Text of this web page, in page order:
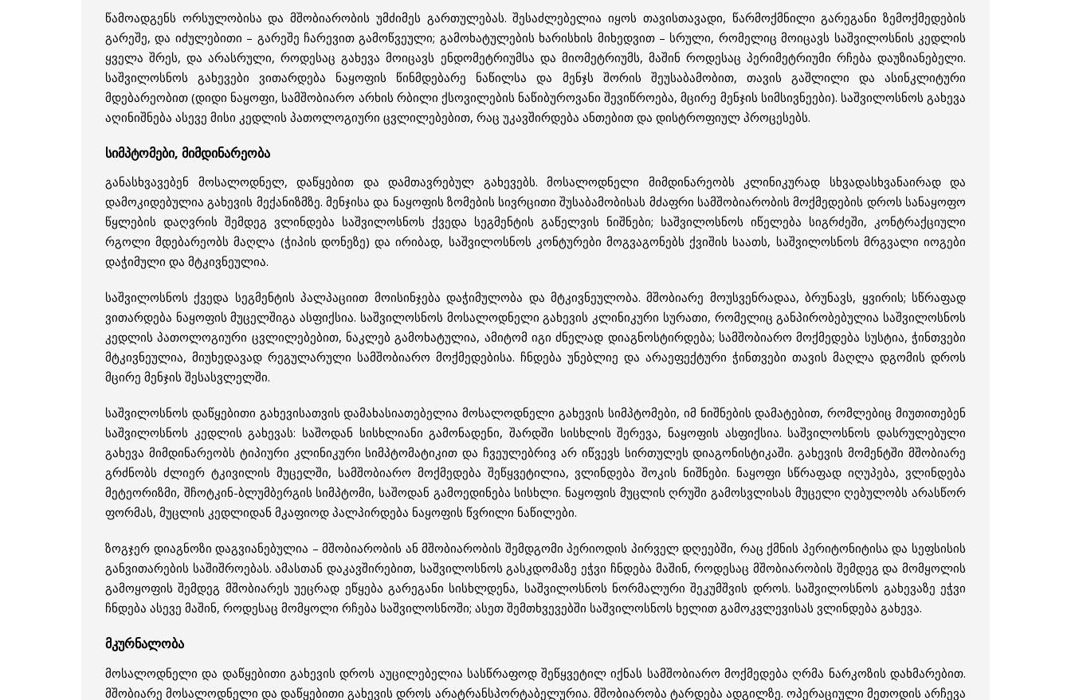
წამოადგენს ორსულობისა და მშობიარობის უმძიმეს გართულებას. შესაძლებელია იყოს თავისთავადი, წარმოქმნილი გარეგანი ზემოქმედების
გარეშე, და იძულებითი – გარეშე ჩარევით გამოწვეული; გამოხატულების ხარისხის მიხედვით – სრული, რომელიც მოიცავს საშვილოსნის კედლის
ყველა შრეს, და არასრული, როდესაც გახევა მოიცავს ენდომეტრიუმსა და მიომეტრიუმს, მაშინ როდესაც პერიმეტრიუმი რჩება დაუზიანებელი.
საშვილოსნოს გახევები ვითარდება ნაყოფის წინმდებარე ნაწილსა და მენჯს შორის შეუსაბამობით, თავის გაშლილი და ასინკლიტური
მდებარეობით (დიდი ნაყოფი, სამშობიარო არხის რბილი ქსოვილების ნაწიბუროვანი შევიწროება, მცირე მენჯის სიმსივნეები). საშვილოსნოს გახევა
აღინიშნება ასევე მისი კედლის პათოლოგიური ცვლილებებით, რაც უკავშირდება ანთებით და დისტროფიულ პროცესებს.
სიმპტომები, მიმდინარეობა
განასხვავებენ მოსალოდნელ, დაწყებით და დამთავრებულ გახევებს. მოსალოდნელი მიმდინარეობს კლინიკურად სხვადასხვანაირად და
დამოკიდებულია გახევის მექანიზმზე. მენჯისა და ნაყოფის ზომების სივრცითი შუსაბამობისას მძაფრი სამშობიარობის მოქმედების დროს სანაყოფო
წყლების დაღვრის შემდეგ ვლინდება საშვილოსნოს ქვედა სეგმენტის გაწელვის ნიშნები; საშვილოსნოს იწელება სიგრძეში, კონტრაქციული
რგოლი მდებარეობს მაღლა (ჭიპის დონეზე) და ირიბად, საშვილოსნოს კონტურები მოგვაგონებს ქვიშის საათს, საშვილოსნოს მრგვალი იოგები
დაჭიმული და მტკივნეულია.
საშვილოსნოს ქვედა სეგმენტის პალპაციით მოისინჯება დაჭიმულობა და მტკივნეულობა. მშობიარე მოუსვენრადაა, ბრუნავს, ყვირის; სწრაფად
ვითარდება ნაყოფის მუცელშიგა ასფიქსია. საშვილოსნოს მოსალოდნელი გახევის კლინიკური სურათი, რომელიც განპირობებულია საშვილოსნოს
კედლის პათოლოგიური ცვლილებებით, ნაკლებ გამოხატულია, ამიტომ იგი ძნელად დიაგნოსტირდება; სამშობიარო მოქმედება სუსტია, ჭინთვები
მტკივნეულია, მიუხედავად რეგულარული სამშობიარო მოქმედებისა. ჩნდება უნებლიე და არაეფექტური ჭინთვები თავის მაღლა დგომის დროს
მცირე მენჯის შესასვლელში.
საშვილოსნოს დაწყებითი გახევისათვის დამახასიათებელია მოსალოდნელი გახევის სიმპტომები, იმ ნიშნების დამატებით, რომლებიც მიუთითებენ
საშვილოსნოს კედლის გახევას: საშოდან სისხლიანი გამონადენი, შარდში სისხლის შერევა, ნაყოფის ასფიქსია. საშვილოსნოს დასრულებული
გახევა მიმდინარეობს ტიპიური კლინიკური სიმპტომატიკით და ჩვეულებრივ არ იწვევს სირთულეს დიაგონისტიკაში. გახევის მომენტში მშობიარე
გრძნობს ძლიერ ტკივილის მუცელში, სამშობიარო მოქმედება შეწყვეტილია, ვლინდება შოკის ნიშნები. ნაყოფი სწრაფად იღუპება, ვლინდება
მეტეორიზმი, შჩოტკინ-ბლუმბერგის სიმპტომი, საშოდან გამოედინება სისხლი. ნაყოფის მუცლის ღრუში გამოსვლისას მუცელი ღებულობს არასწორ
ფორმას, მუცლის კედლიდან მკაფიოდ პალპირდება ნაყოფის წვრილი ნაწილები.
ზოგჯერ დიაგნოზი დაგვიანებულია – მშობიარობის ან მშობიარობის შემდგომი პერიოდის პირველ დღეებში, რაც ქმნის პერიტონიტისა და სეფსისის
განვითარების საშიშროებას. ამასთან დაკავშირებით, საშვილოსნოს გასკდომაზე ეჭვი ჩნდება მაშინ, როდესაც მშობიარობის შემდეგ და მომყოლის
გამოყოფის შემდეგ მშობიარეს უეცრად ეწყება გარეგანი სისხლდენა, საშვილოსნოს ნორმალური შეკუმშვის დროს. საშვილოსნოს გახევაზე ეჭვი
ჩნდება ასევე მაშინ, როდესაც მომყოლი რჩება საშვილოსნოში; ასეთ შემთხვევებში საშვილოსნოს ხელით გამოკვლევისას ვლინდება გახევა.
მკურნალობა
მოსალოდნელი და დაწყებითი გახევის დროს აუცილებელია სასწრაფოდ შეწყვეტილ იქნას სამშობიარო მოქმედება ღრმა ნარკოზის დახმარებით.
მშობიარე მოსალოდნელი და დაწყებითი გახევის დროს არატრანსპორტაბელურია. მშობიარობა ტარდება ადგილზე. ოპერაციული მეთოდის არჩევა